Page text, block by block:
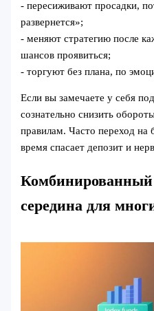
- пересиживают просадки,
развернется»;
- меняют стратегию после
шансов проявиться;
- торгуют без плана, по
Если вы замечаете у себя
сознательно снизить
правилам. Часто переход на
время спасает депозит и
Комбинированный
середина для